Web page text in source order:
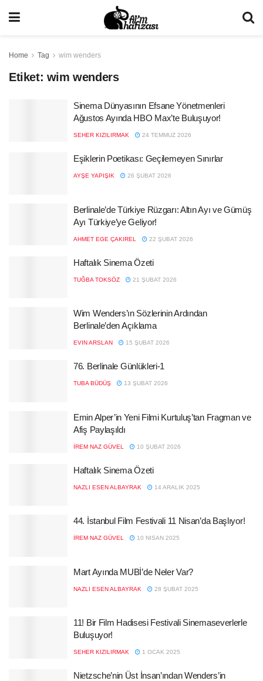
Home Tag wim wenders
Etiket: wim wenders
Sinema Dünyasının Efsane Yönetmenleri
Ağustos Ayında HBO Max’te Buluşuyor!
SEHER KIZILIRMAK 24 TEMMUZ 2026
Eşiklerin Poetikası: Geçilemeyen Sınırlar
AYŞE YAPIŞIK 26 ŞUBAT 2026
Berlinale’de Türkiye Rüzgarı: Altın Ayı ve Gümüş
Ayı Türkiye’ye Geliyor!
AHMET EGE ÇAKIREL 22 ŞUBAT 2026
Haftalık Sinema Özeti
TUĞBA TOKSÖZ 21 ŞUBAT 2026
Wim Wenders’ın Sözlerinin Ardından
Berlinale’den Açıklama
EVIN ARSLAN 15 ŞUBAT 2026
76. Berlinale Günlükleri-1
TUBA BÜDÜŞ 13 ŞUBAT 2026
Emin Alper’in Yeni Filmi Kurtuluş’tan Fragman ve
Afiş Paylaşıldı
İREM NAZ GÜVEL 10 ŞUBAT 2026
Haftalık Sinema Özeti
NAZLI ESEN ALBAYRAK 14 ARALIK 2025
44. İstanbul Film Festivali 11 Nisan’da Başlıyor!
İREM NAZ GÜVEL 10 NISAN 2025
Mart Ayında MUBİ’de Neler Var?
NAZLI ESEN ALBAYRAK 28 ŞUBAT 2025
11! Bir Film Hadisesi Festivali Sinemaseverlerle
Buluşuyor!
SEHER KIZILIRMAK 1 OCAK 2025
Nietzsche’nin Üst İnsan’ından Wenders’in